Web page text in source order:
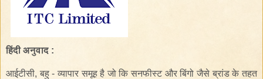
हिंदी अनुवाद :
आईटीसी, बहु - व्यापार समूह है जो कि सनफीस्ट और बिंगो जैसे ब्रांड के तहत